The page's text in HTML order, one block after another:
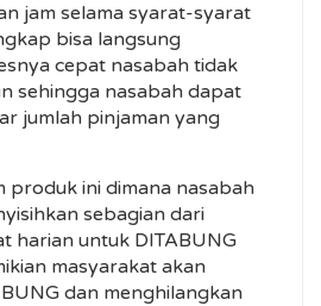
jam selama syarat-syarat
bisa langsung
cepat nasabah tidak
sehingga nasabah dapat
jumlah pinjaman yang
produk ini dimana nasabah
sebagian dari
harian untuk DITABUNG
masyarakat akan
dan menghilangkan